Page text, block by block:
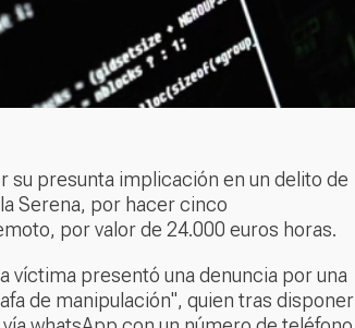
su presunta implicación en un delito de
Serena, por hacer cinco
por valor de 24.000 euros horas.
víctima presentó una denuncia por una
de manipulación", quien tras disponer